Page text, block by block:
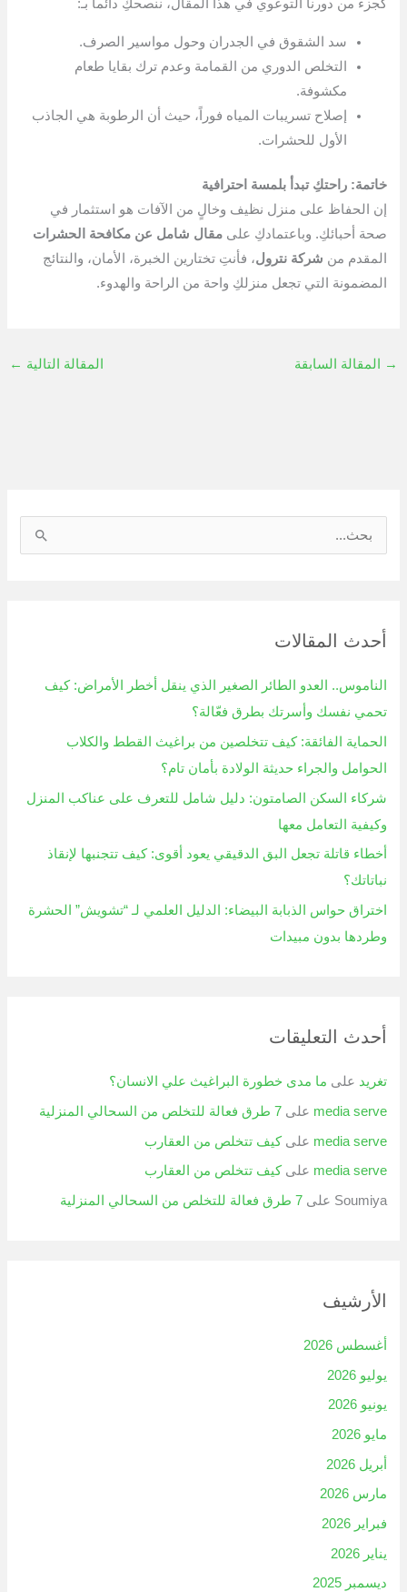
كجزء من دورنا التوعوي في هذا المقال، ننصحكِ دائماً بـ:
سد الشقوق في الجدران وحول مواسير الصرف.
التخلص الدوري من القمامة وعدم ترك بقايا طعام
مكشوفة.
إصلاح تسريبات المياه فوراً، حيث أن الرطوبة هي الجاذب
الأول للحشرات.
خاتمة: راحتكِ تبدأ بلمسة احترافية
إن الحفاظ على منزل نظيف وخالٍ من الآفات هو استثمار في
صحة أحبائكِ. وباعتمادكِ علىمقال شامل عن مكافحة الحشرات
المقدم من شركة نترول، فأنتِ تختارين الخبرة، الأمان، والنتائج
المضمونة التي تجعل منزلكِ واحة من الراحة والهدوء.
→ المقالة السابقة المقالة التالية ←
ثأحدث المقالات
الناموس.. العدو الطائر الصغير الذي ينقل أخطر الأمراض: كيف
تحمي نفسك وأسرتك بطرق فعّالة؟
الحماية الفائقة: كيف تتخلصين من براغيث القطط والكلاب
الحوامل والجراء حديثة الولادة بأمان تام؟
شركاء السكن الصامتون: دليل شامل للتعرف على عناكب المنزل
وكيفية التعامل معها
أخطاء قاتلة تجعل البق الدقيقي يعود أقوى: كيف تتجنبها لإنقاذ
نباتاتك؟
اختراق حواس الذبابة البيضاء: الدليل العلمي لـ “تشويش” الحشرة
وطردها بدون مبيدات
أحدث التعليقات
تغريد على ما مدى خطورة البراغيث علي الانسان؟
media serve على7 طرق فعالة للتخلص من السحالي المنزلية
media serve علىكيف تتخلص من العقارب
media serve علىكيف تتخلص من العقارب
Soumiya على7 طرق فعالة للتخلص من السحالي المنزلية
الأرشيف
أغسطس 2026
يوليو 2026
يونيو 2026
مايو 2026
أبريل 2026
مارس 2026
فبراير 2026
يناير 2026
ديسمبر 2025